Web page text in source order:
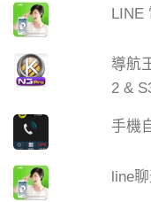
LINE
導航
2 &
手機
line